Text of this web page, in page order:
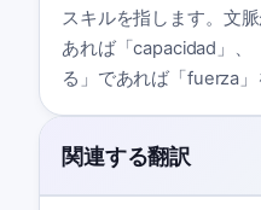
スキルを指します。文
あれば「capacidad」、
る」であれば「fuerza」
関連する翻訳